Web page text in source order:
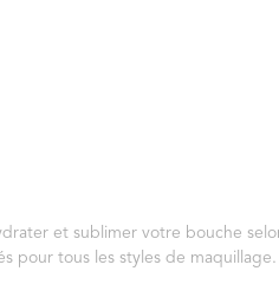
et sublimer votre bouche
pour tous les styles de maquillage.